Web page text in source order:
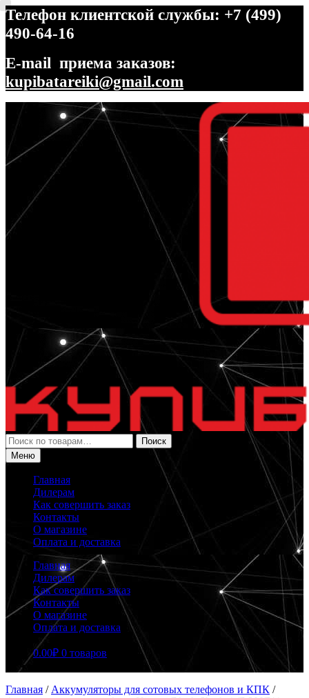
Телефон клиентской службы: +7 (499)
490-64-16
E-mail приема заказов:
kupibatareiki@gmail.com
Перейти
навигации
Перейти
содержимому
Искать:
Поиск
Меню
Главная
Дилерам
Как совершить заказ
Контакты
О магазине
Оплата и доставка
Главная
Дилерам
Как совершить заказ
Контакты
О магазине
Оплата и доставка
0.00₽ 0 товаров
Главная / Аккумуляторы для сотовых телефонов и КПК /